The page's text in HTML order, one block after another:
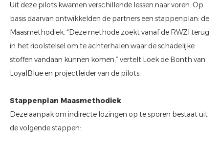
Uit deze pilots kwamen verschillende lessen naar voren. Op
basis daarvan ontwikkelden de partners een stappenplan: de
Maasmethodiek. “Deze methode zoekt vanaf de RWZI terug
in het rioolstelsel om te achterhalen waar de schadelijke
stoffen vandaan kunnen komen,” vertelt Loek de Bonth van
LoyalBlue en projectleider van de pilots.
Stappenplan Maasmethodiek
Deze aanpak om indirecte lozingen op te sporen bestaat uit
de volgende stappen: